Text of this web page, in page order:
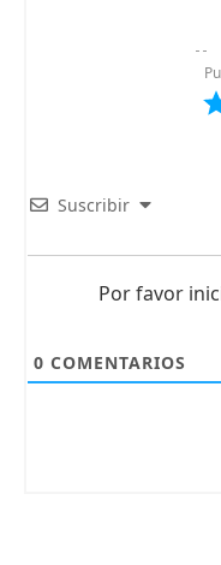
Suscribir
Por favor
0 COMENTARIOS